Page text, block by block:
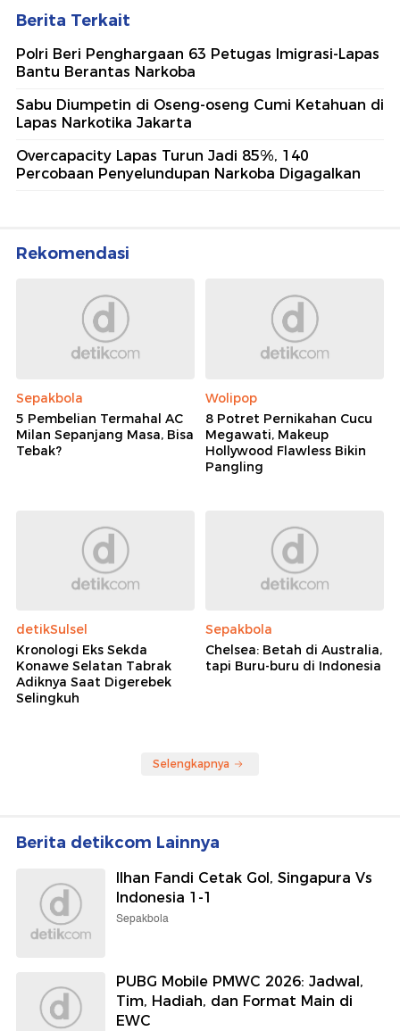
Berita Terkait
Polri Beri Penghargaan 63 Petugas Imigrasi-Lapas
Bantu Berantas Narkoba
Sabu Diumpetin di Oseng-oseng Cumi Ketahuan di
Lapas Narkotika Jakarta
Overcapacity Lapas Turun Jadi 85%, 140
Percobaan Penyelundupan Narkoba Digagalkan
Rekomendasi
Sepakbola
5 Pembelian Termahal AC
Milan Sepanjang Masa, Bisa
Tebak?
Wolipop
8 Potret Pernikahan Cucu
Megawati, Makeup
Hollywood Flawless Bikin
Pangling
detikSulsel
Kronologi Eks Sekda
Konawe Selatan Tabrak
Adiknya Saat Digerebek
Selingkuh
Sepakbola
Chelsea: Betah di Australia,
tapi Buru-buru di Indonesia
Selengkapnya
Berita detikcom Lainnya
Ilhan Fandi Cetak Gol, Singapura Vs
Indonesia 1-1
Sepakbola
PUBG Mobile PMWC 2026: Jadwal,
Tim, Hadiah, dan Format Main di
EWC